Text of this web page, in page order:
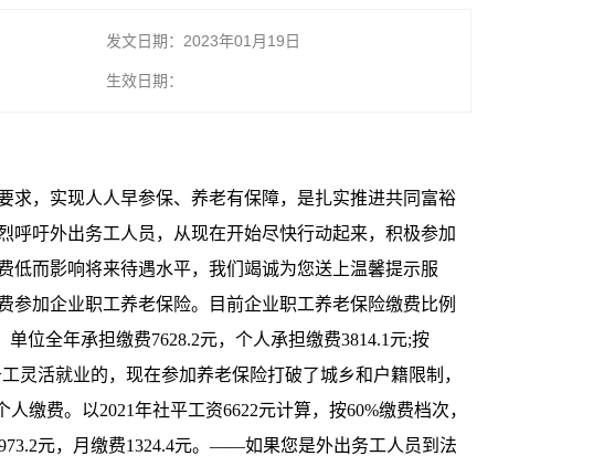
发文日期：2023年01月19日
生效日期：
求，实现人人早参保、养老有保障，是扎实推进共同富裕
吁外出务工人员，从现在开始尽快行动起来，积极参加
低而影响将来待遇水平，我们竭诚为您送上温馨提示服
加企业职工养老保险。目前企业职工养老保险缴费比例
位全年承担缴费7628.2元，个人承担缴费3814.1元;按
灵活就业的，现在参加养老保险打破了城乡和户籍限制，
缴费。以2021年社平工资6622元计算，按60%缴费档次，
元，月缴费1324.4元。——如果您是外出务工人员到法